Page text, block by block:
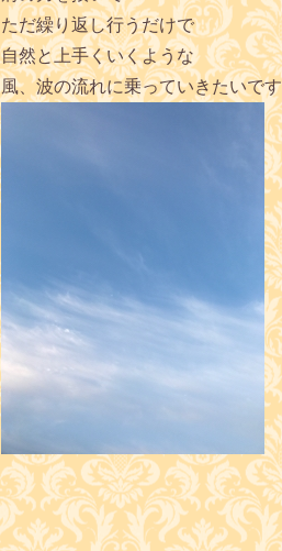
ただ繰り返し行うだけで
自然と上手くいくような
風、波の流れに乗っていきたいで